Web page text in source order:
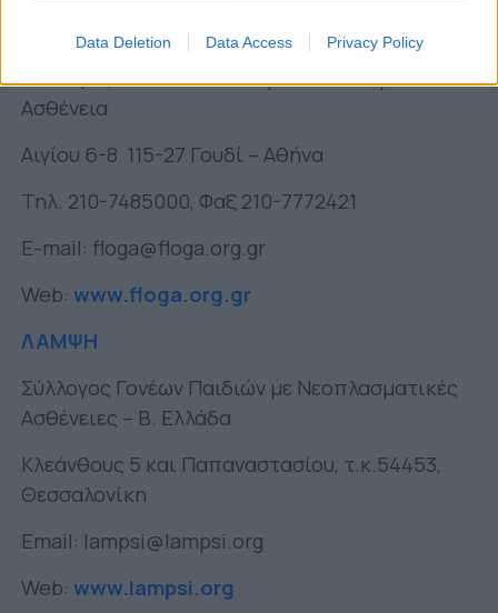
Data Deletion Data Access Privacy Policy
ΦΛΟΓΑ
Σύλλογος Γονιών Παιδιών με Νεοπλασματική
Ασθένεια
Αιγίου 6-8 115-27 Γουδί – Αθήνα
Τηλ. 210-7485000, Φαξ 210-7772421
E-mail: floga@floga.org.gr
Web: www.floga.org.gr
ΛΑΜΨΗ
Σύλλογος Γονέων Παιδιών με Νεοπλασματικές
Ασθένειες – Β. Ελλάδα
Κλεάνθους 5 και Παπαναστασίου, τ.κ.54453,
Θεσσαλονίκη
Email: lampsi@lampsi.org
Web: www.lampsi.org